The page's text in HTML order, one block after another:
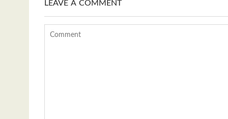
LEAVE A COMMENT